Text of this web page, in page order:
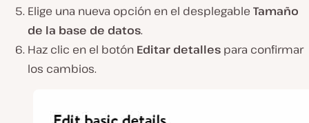
Elige una nueva opción en el desplegable Tamaño
de la base de datos.
Haz clic en el botón Editar detalles para confirmar
los cambios.